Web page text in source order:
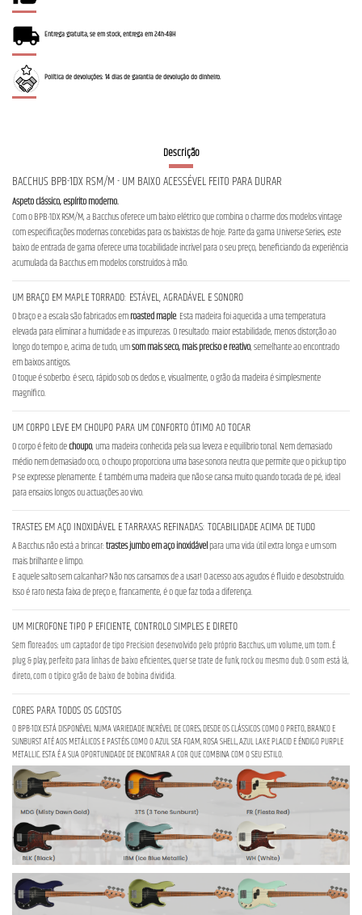
Entrega gratuita, se em stock, entrega em 24h-48H
Política de devoluções: 14 dias de garantia de devolução do dinheiro.
Descrição
BACCHUS BPB-1DX RSM/M - UM BAIXO ACESSÍVEL FEITO PARA DURAR
Aspeto clássico, espírito moderno.
Com o BPB-1DX RSM/M, a Bacchus oferece um baixo elétrico que combina o charme dos modelos vintage
com especificações modernas concebidas para os baixistas de hoje. Parte da gama Universe Series, este
baixo de entrada de gama oferece uma tocabilidade incrível para o seu preço, beneficiando da experiência
acumulada da Bacchus em modelos construídos à mão.
UM BRAÇO EM MAPLE TORRADO: ESTÁVEL, AGRADÁVEL E SONORO
O braço e a escala são fabricados emroasted maple. Esta madeira foi aquecida a uma temperatura
elevada para eliminar a humidade e as impurezas. O resultado: maior estabilidade, menos distorção ao
longo do tempo e, acima de tudo, umsom mais seco, mais preciso e reativo, semelhante ao encontrado
em baixos antigos.
O toque é soberbo: é seco, rápido sob os dedos e, visualmente, o grão da madeira é simplesmente
magnífico.
UM CORPO LEVE EM CHOUPO PARA UM CONFORTO ÓTIMO AO TOCAR
O corpo é feito dechoupo, uma madeira conhecida pela sua leveza e equilíbrio tonal. Nem demasiado
médio nem demasiado oco, o choupo proporciona uma base sonora neutra que permite que o pickup tipo
P se expresse plenamente. É também uma madeira que não se cansa muito quando tocada de pé, ideal
para ensaios longos ou actuações ao vivo.
TRASTES EM AÇO INOXIDÁVEL E TARRAXAS REFINADAS: TOCABILIDADE ACIMA DE TUDO
A Bacchus não está a brincar:trastes jumbo em aço inoxidávelpara uma vida útil extra longa e um som
mais brilhante e limpo.
E aquele salto sem calcanhar? Não nos cansamos de a usar! O acesso aos agudos é fluido e desobstruído.
Isso é raro nesta faixa de preço e, francamente, é o que faz toda a diferença.
UM MICROFONE TIPO P EFICIENTE, CONTROLO SIMPLES E DIRETO
Sem floreados: um captador de tipo Precision desenvolvido pelo próprio Bacchus, um volume, um tom. É
plug & play, perfeito para linhas de baixo eficientes, quer se trate de funk, rock ou mesmo dub. O som está lá,
direto, com o típico grão de baixo de bobina dividida.
CORES PARA TODOS OS GOSTOS
O BPB-1DX ESTÁ DISPONÍVEL NUMA VARIEDADE INCRÍVEL DE CORES, DESDE OS CLÁSSICOS COMO O PRETO, BRANCO E
SUNBURST ATÉ AOS METÁLICOS E PASTÉIS COMO O AZUL SEA FOAM, ROSA SHELL, AZUL LAKE PLACID E ÍNDIGO PURPLE
METALLIC. ESTA É A SUA OPORTUNIDADE DE ENCONTRAR A COR QUE COMBINA COM O SEU ESTILO.